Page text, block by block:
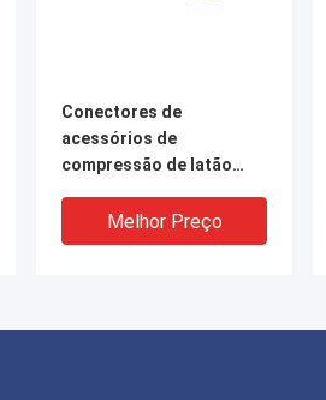
Conectores de
acessórios de
compressão de latão
corrosãoMelhor Preço